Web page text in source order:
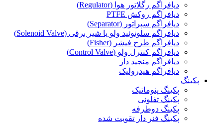
دیافراگم رگلاتور هوا (Regulator)
دیافراگم روکش PTFE
دیافراگم سپراتور (Separator)
دیافراگم سلونوئید ولو یا شیر برقی (Solenoid Valve)
دیافراگم طرح فیشر (Fisher)
دیافراگم کنترل ولو (Control Valve)
دیافراگم منجید دار
دیافراگم هیدرولیک
پکینگ
پکینگ پنوماتیک
پکینگ تفلونی
پکینگ دوطرفه
پکینگ فنر دار تقویت شده